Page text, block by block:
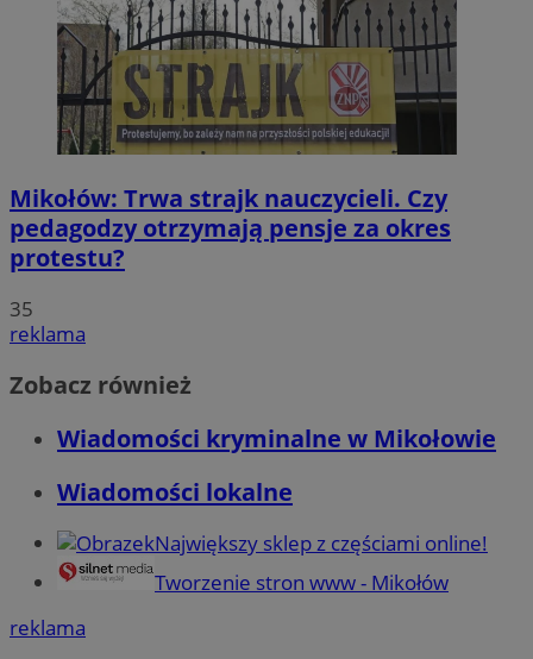
Mikołów: Trwa strajk nauczycieli. Czy
pedagodzy otrzymają pensje za okres
protestu?
35
reklama
Zobacz również
Wiadomości kryminalne w Mikołowie
Wiadomości lokalne
Największy sklep z częściami online!
Tworzenie stron www - Mikołów
reklama